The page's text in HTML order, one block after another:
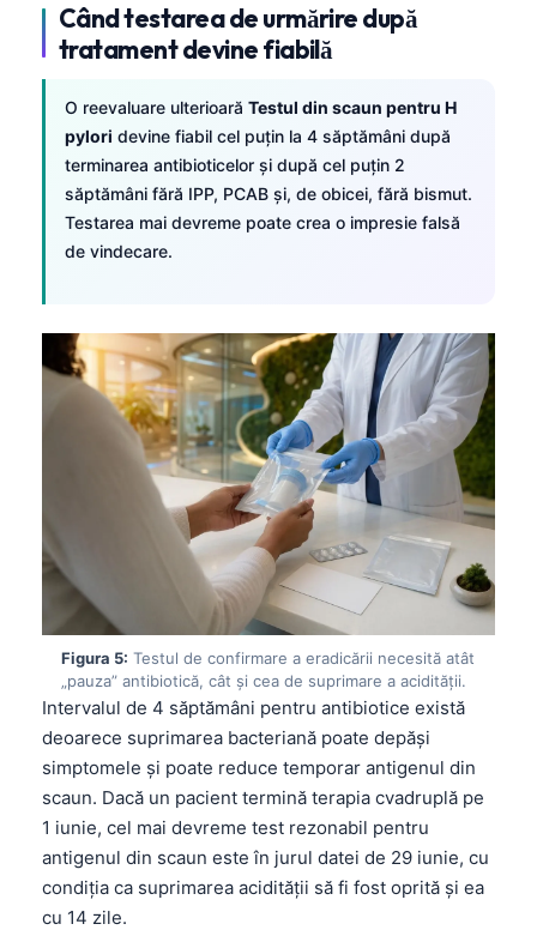
Când testarea de urmărire după
tratament devine fiabilă
O reevaluare ulterioară Testul din scaun pentru H
pylori devine fiabil cel puțin la 4 săptămâni după
terminarea antibioticelor și după cel puțin 2
săptămâni fără IPP, PCAB și, de obicei, fără bismut.
Testarea mai devreme poate crea o impresie falsă
de vindecare.
Figura 5: Testul de confirmare a eradicării necesită atât
„pauza” antibiotică, cât și cea de suprimare a acidității.
Intervalul de 4 săptămâni pentru antibiotice există
deoarece suprimarea bacteriană poate depăși
simptomele și poate reduce temporar antigenul din
scaun. Dacă un pacient termină terapia cvadruplă pe
1 iunie, cel mai devreme test rezonabil pentru
antigenul din scaun este în jurul datei de 29 iunie, cu
condiția ca suprimarea acidității să fi fost oprită și ea
cu 14 zile.
Қазақ тілі
Suomi
Hrvatski
Slovenčina
كوردی‎
پښتو
سنڌي
සිංහල
Latviešu valoda
Македонски јазик
Euskara
Gàidhlig
Occitan
Монгол
ພາສາລາວ
Cebuano
Кыргызча